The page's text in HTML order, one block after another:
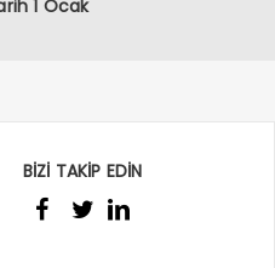
1 Ocak
BİZİ TAKİP EDİN